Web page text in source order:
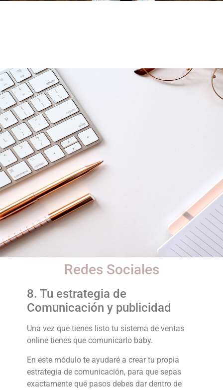
Redes Sociales
8. Tu estrategia de
Comunicación y publicidad
Una vez que tienes listo tu sistema de ventas
online tienes que comunicarlo baby.
En este módulo te ayudaré a crear tu propia
estrategia de comunicación, para que sepas
exactamente qué pasos debes dar dentro de